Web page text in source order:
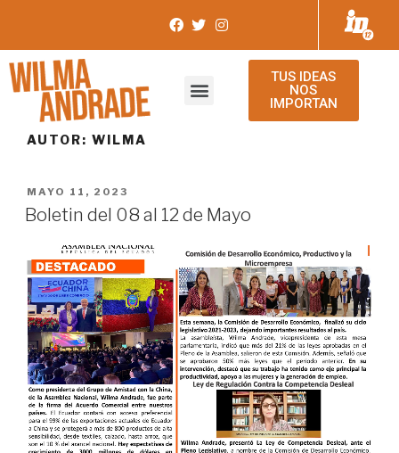
TUS IDEAS
NOS
IMPORTAN
AUTOR: WILMA
MAYO 11, 2023
Boletin del 08 al 12 de Mayo